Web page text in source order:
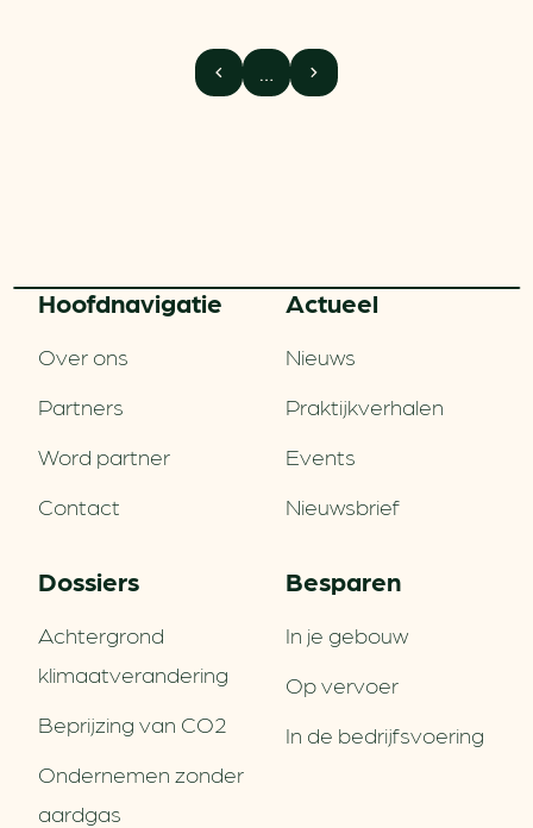
Hoofd­navigatie
Over ons
Partners
Word partner
Contact
Actueel
Nieuws
Praktijkverhalen
Events
Nieuwsbrief
Dossiers
Achtergrond
klimaatverandering
Beprijzing van CO2
Ondernemen zonder
aardgas
Besparen
In je gebouw
Op vervoer
In de bedrijfsvoering